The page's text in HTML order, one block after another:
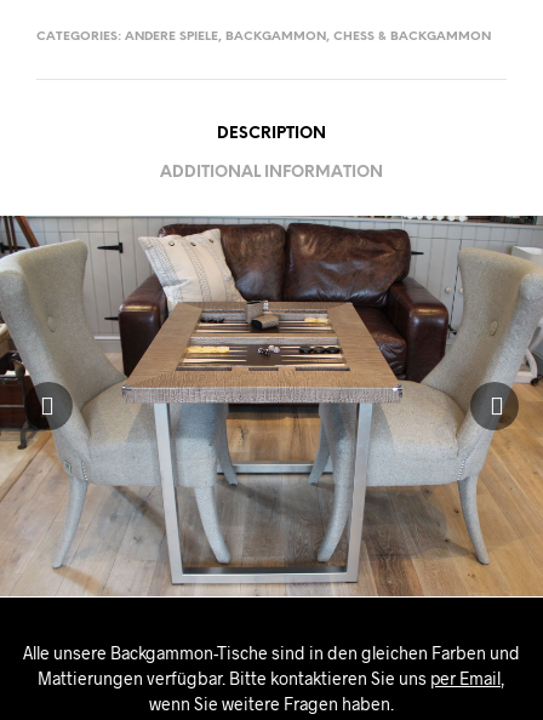
CATEGORIES: ANDERE SPIELE, BACKGAMMON , CHESS & BACKGAMMON
DESCRIPTION
ADDITIONAL INFORMATION
Alle unsere Backgammon-Tische sind in den gleichen Farben und
Mattierungen verfügbar. Bitte kontaktieren Sie uns per Email,
wenn Sie weitere Fragen haben.